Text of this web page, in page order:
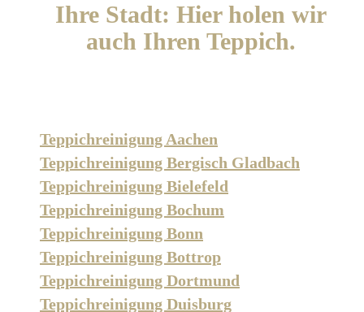
Ihre Stadt: Hier holen wir
auch Ihren Teppich.
Teppichreinigung Aachen
Teppichreinigung Bergisch Gladbach
Teppichreinigung Bielefeld
Teppichreinigung Bochum
Teppichreinigung Bonn
Teppichreinigung Bottrop
Teppichreinigung Dortmund
Teppichreinigung Duisburg